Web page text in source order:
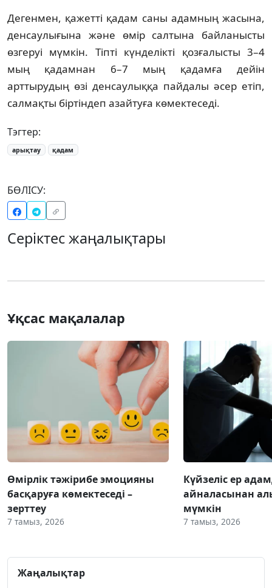
Дегенмен, қажетті қадам саны адамның жасына,
денсаулығына және өмір салтына байланысты
өзгеруі мүмкін. Тіпті күнделікті қозғалысты 3–4
мың қадамнан 6–7 мың қадамға дейін
арттырудың өзі денсаулыққа пайдалы әсер етіп,
салмақты біртіндеп азайтуға көмектеседі.
Тэгтер:
арықтау қадам
БӨЛІСУ:
Серіктес жаңалықтары
Ұқсас мақалалар
Өмірлік тәжірибе эмоцияны
басқаруға көмектеседі –
зерттеу
7 тамыз, 2026
Күйзеліс ер
айналасынан
мүмкін
7 тамыз, 2026
Жаңалықтар